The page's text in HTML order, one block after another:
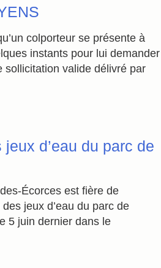
colporteur se présente à
instants pour lui demander
sollicitation valide délivré par
d’eau du parc de
Écorces est fière de
jeux d’eau du parc de
5 juin dernier dans le